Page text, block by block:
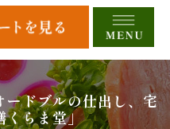
ードブルの仕出し、宅
くらま堂」